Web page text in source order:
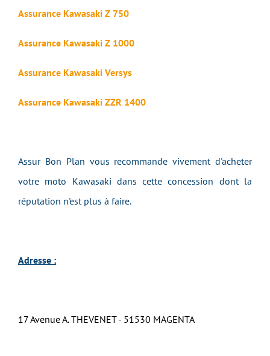
Assurance Kawasaki Z 750
Assurance Kawasaki Z 1000
Assurance Kawasaki Versys
Assurance Kawasaki ZZR 1400
Assur Bon Plan vous recommande vivement d'acheter
votre moto Kawasaki dans cette concession dont la
réputation n'est plus à faire.
Adresse :
17 Avenue A. THEVENET - 51530 MAGENTA